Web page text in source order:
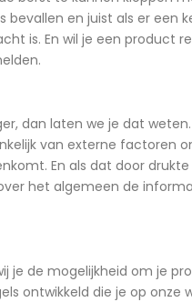
en juist als er een
is. En wil je een product
dan laten we je dat weten.
van externe factoren
En als dat door
het algemeen de
je de mogelijkheid om je
ontwikkeld die je op onze